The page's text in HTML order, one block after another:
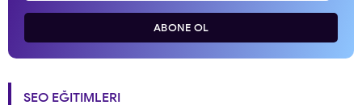
ABONE OL
SEO EĞITIMLERI